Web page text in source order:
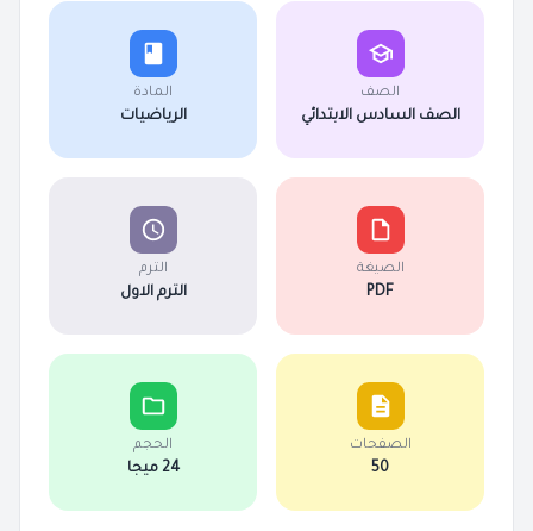
الصف
الصف السادس الابتدائي
المادة
الرياضيات
الصيغة
PDF
الترم
الترم الاول
الصفحات
50
الحجم
24 ميجا